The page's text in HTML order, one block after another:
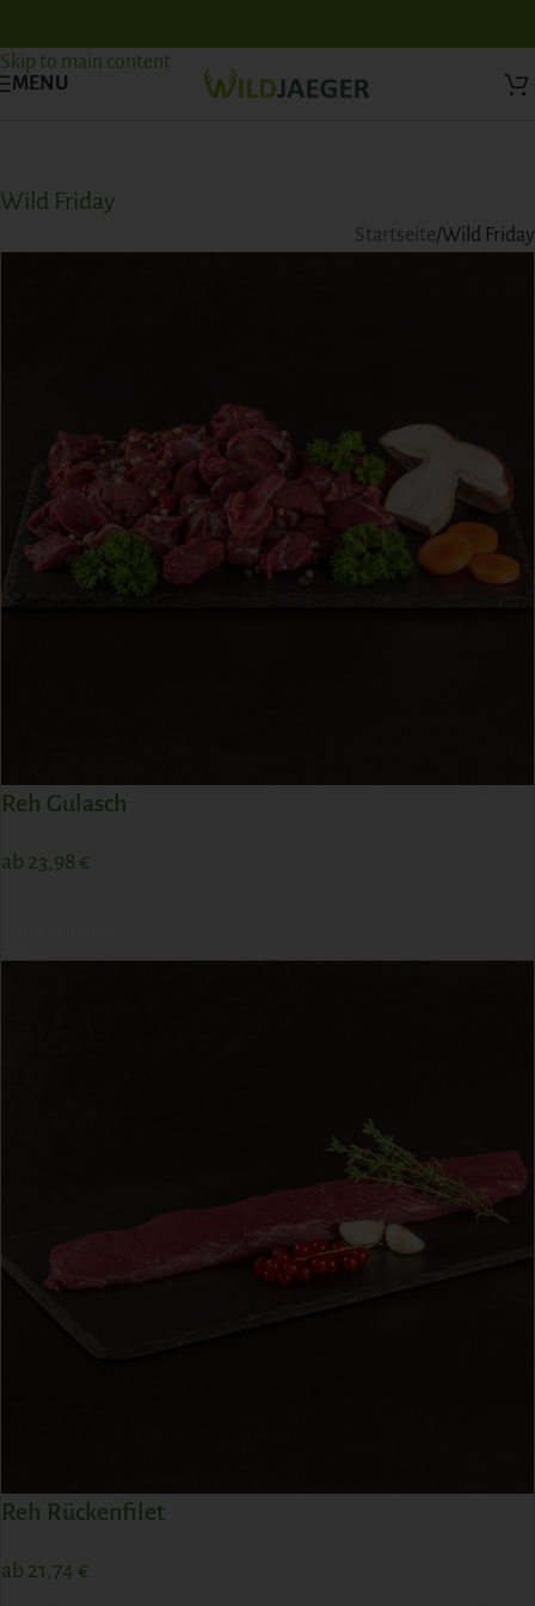
Skip to main content
MENU
Wild Friday
Startseite Wild Friday
Reh Gulasch
ab 23,98 €
Reh Rückenfilet
ab 21,74 €